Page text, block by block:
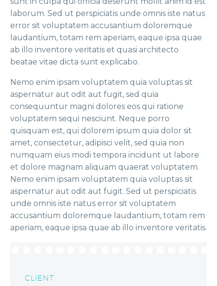
laborum. Sed ut perspiciatis unde omnis iste natus
error sit voluptatem accusantium doloremque
laudantium, totam rem aperiam, eaque ipsa quae
ab illo inventore veritatis et quasi architecto
beatae vitae dicta sunt explicabo.
Nemo enim ipsam voluptatem quia voluptas sit
aspernatur aut odit aut fugit, sed quia
consequuntur magni dolores eos qui ratione
voluptatem sequi nesciunt. Neque porro
quisquam est, qui dolorem ipsum quia dolor sit
amet, consectetur, adipisci velit, sed quia non
numquam eius modi tempora incidunt ut labore
et dolore magnam aliquam quaerat voluptatem.
Nemo enim ipsam voluptatem quia voluptas sit
aspernatur aut odit aut fugit. Sed ut perspiciatis
unde omnis iste natus error sit voluptatem
accusantium doloremque laudantium, totam rem
aperiam, eaque ipsa quae ab illo inventore veritatis.
CLIENT